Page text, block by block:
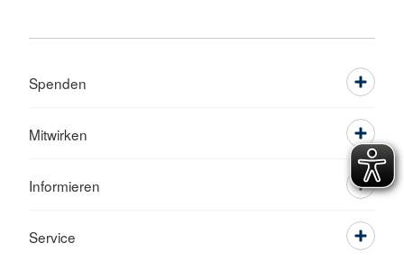
Spenden
Mitwirken
Informieren
Service